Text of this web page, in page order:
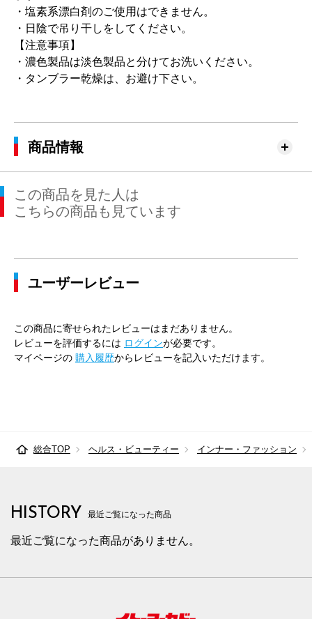
・塩素系漂白剤のご使用はできません。
・日陰で吊り干しをしてください。
【注意事項】
・濃色製品は淡色製品と分けてお洗いください。
・タンブラー乾燥は、お避け下さい。
商品情報
この商品を見た人は
こちらの商品も見ています
ユーザーレビュー
この商品に寄せられたレビューはまだありません。
レビューを評価するには ログインが必要です。
マイページの 購入履歴からレビューを記入いただけます。
総合TOP ヘルス・ビューティー インナー・ファッション
HISTORY 最近ご覧になった商品
最近ご覧になった商品がありません。